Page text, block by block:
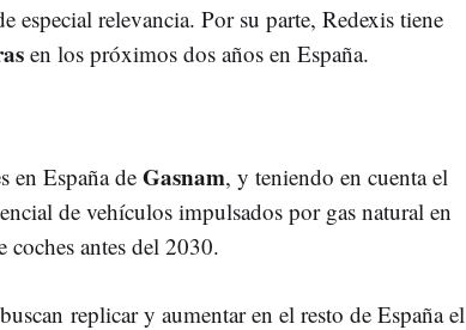
especial relevancia. Por su parte, Redexis tiene
en los próximos dos años en España.
en España de Gasnam, y teniendo en cuenta el
de vehículos impulsados por gas natural en
antes del 2030.
replicar y aumentar en el resto de España el